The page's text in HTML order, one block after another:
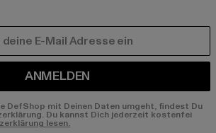
ANMELDEN
DefShop mit Deinen Daten umgeht, findest Du
Du kannst Dich jederzeit kostenfei
lesen.